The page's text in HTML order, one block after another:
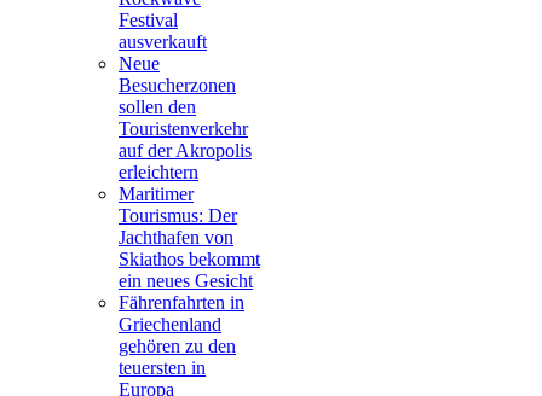
Festival
ausverkauft
Neue
Besucherzonen
sollen den
Touristenverkehr
auf der Akropolis
erleichtern
Maritimer
Tourismus: Der
Jachthafen von
Skiathos bekommt
ein neues Gesicht
Fährenfahrten in
Griechenland
gehören zu den
teuersten in
Europa